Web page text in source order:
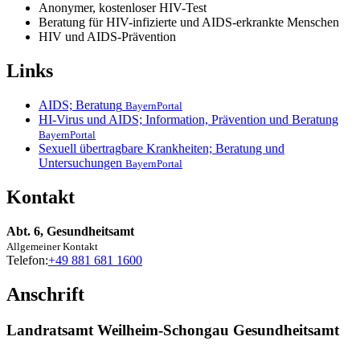
Anonymer, kostenloser HIV-Test
Beratung für HIV-infizierte und AIDS-erkrankte Menschen
HIV und AIDS-Prävention
Links
AIDS; Beratung BayernPortal
HI-Virus und AIDS; Information, Prävention und Beratung
BayernPortal
Sexuell übertragbare Krankheiten; Beratung und
Untersuchungen BayernPortal
Kontakt
Abt. 6, Gesundheitsamt
Allgemeiner Kontakt
Telefon:+49 881 681 1600
Anschrift
Landratsamt Weilheim-Schongau Gesundheitsamt